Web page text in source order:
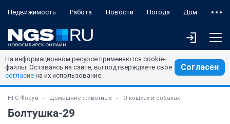
Недвижимость Работа Новости Погода Дом
На информационном ресурсе применяются cookie-
файлы. Оставаясь на сайте, вы подтверждаете свое
согласие на их использование.
Согласен
НГС.Форум Домашние животные О кошках и собаках
Болтушка-29